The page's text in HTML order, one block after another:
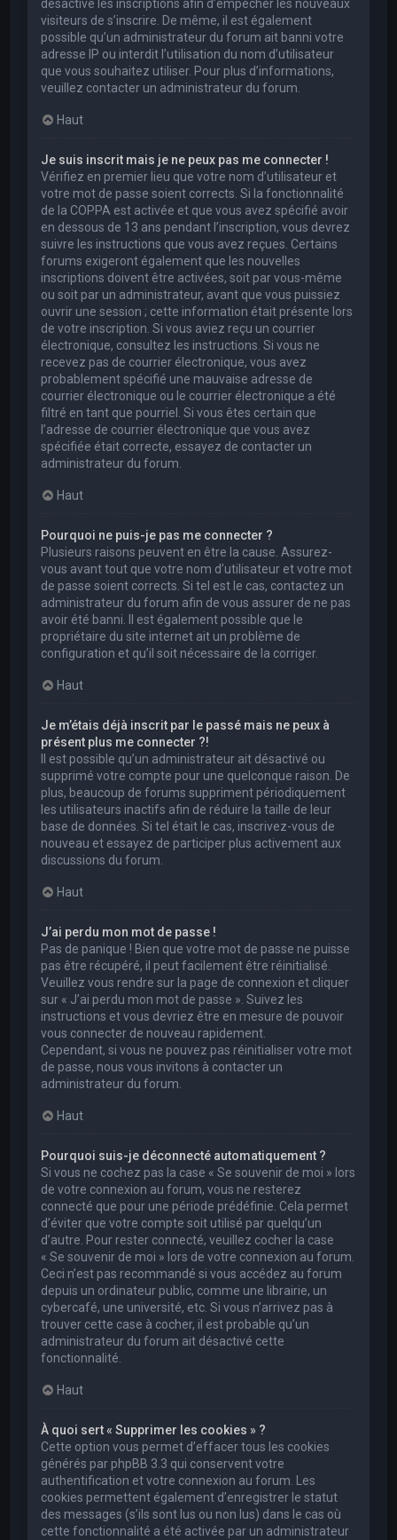
désactivé les inscriptions afin d’empêcher les nouveaux
visiteurs de s’inscrire. De même, il est également
possible qu’un administrateur du forum ait banni votre
adresse IP ou interdit l’utilisation du nom d’utilisateur
que vous souhaitez utiliser. Pour plus d’informations,
veuillez contacter un administrateur du forum.
Haut
Je suis inscrit mais je ne peux pas me connecter !
Vérifiez en premier lieu que votre nom d’utilisateur et
votre mot de passe soient corrects. Si la fonctionnalité
de la COPPA est activée et que vous avez spécifié avoir
en dessous de 13 ans pendant l’inscription, vous devrez
suivre les instructions que vous avez reçues. Certains
forums exigeront également que les nouvelles
inscriptions doivent être activées, soit par vous-même
ou soit par un administrateur, avant que vous puissiez
ouvrir une session ; cette information était présente lors
de votre inscription. Si vous aviez reçu un courrier
électronique, consultez les instructions. Si vous ne
recevez pas de courrier électronique, vous avez
probablement spécifié une mauvaise adresse de
courrier électronique ou le courrier électronique a été
filtré en tant que pourriel. Si vous êtes certain que
l’adresse de courrier électronique que vous avez
spécifiée était correcte, essayez de contacter un
administrateur du forum.
Haut
Pourquoi ne puis-je pas me connecter ?
Plusieurs raisons peuvent en être la cause. Assurez-
vous avant tout que votre nom d’utilisateur et votre mot
de passe soient corrects. Si tel est le cas, contactez un
administrateur du forum afin de vous assurer de ne pas
avoir été banni. Il est également possible que le
propriétaire du site internet ait un problème de
configuration et qu’il soit nécessaire de la corriger.
Haut
Je m’étais déjà inscrit par le passé mais ne peux à
présent plus me connecter ?!
Il est possible qu’un administrateur ait désactivé ou
supprimé votre compte pour une quelconque raison. De
plus, beaucoup de forums suppriment périodiquement
les utilisateurs inactifs afin de réduire la taille de leur
base de données. Si tel était le cas, inscrivez-vous de
nouveau et essayez de participer plus activement aux
discussions du forum.
Haut
J’ai perdu mon mot de passe !
Pas de panique ! Bien que votre mot de passe ne puisse
pas être récupéré, il peut facilement être réinitialisé.
Veuillez vous rendre sur la page de connexion et cliquer
sur « J’ai perdu mon mot de passe ». Suivez les
instructions et vous devriez être en mesure de pouvoir
vous connecter de nouveau rapidement.
Cependant, si vous ne pouvez pas réinitialiser votre mot
de passe, nous vous invitons à contacter un
administrateur du forum.
Haut
Pourquoi suis-je déconnecté automatiquement ?
Si vous ne cochez pas la case « Se souvenir de moi » lors
de votre connexion au forum, vous ne resterez
connecté que pour une période prédéfinie. Cela permet
d’éviter que votre compte soit utilisé par quelqu’un
d’autre. Pour rester connecté, veuillez cocher la case
« Se souvenir de moi » lors de votre connexion au forum.
Ceci n’est pas recommandé si vous accédez au forum
depuis un ordinateur public, comme une librairie, un
cybercafé, une université, etc. Si vous n’arrivez pas à
trouver cette case à cocher, il est probable qu’un
administrateur du forum ait désactivé cette
fonctionnalité.
Haut
À quoi sert « Supprimer les cookies » ?
Cette option vous permet d’effacer tous les cookies
générés par phpBB 3.3 qui conservent votre
authentification et votre connexion au forum. Les
cookies permettent également d’enregistrer le statut
des messages (s’ils sont lus ou non lus) dans le cas où
cette fonctionnalité a été activée par un administrateur